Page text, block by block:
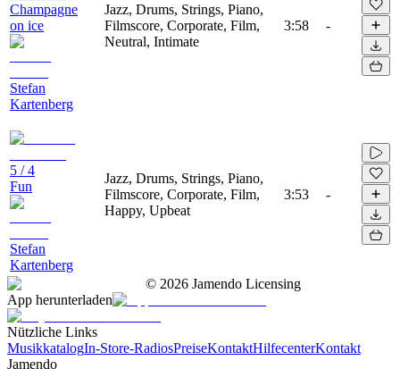
Champagne
on ice
Stefan
Kartenberg
Jazz, Drums, Strings, Piano,
Filmscore, Corporate, Film,
Neutral, Intimate
3:58 -
5 / 4
Fun
Stefan
Kartenberg
Jazz, Drums, Strings, Piano,
Filmscore, Corporate, Film,
Happy, Upbeat
3:53 -
© 2026 Jamendo Licensing
App herunterladen
Nützliche Links
MusikkatalogIn-Store-RadiosPreiseKontaktHilfecenterKontakt
Jamendo